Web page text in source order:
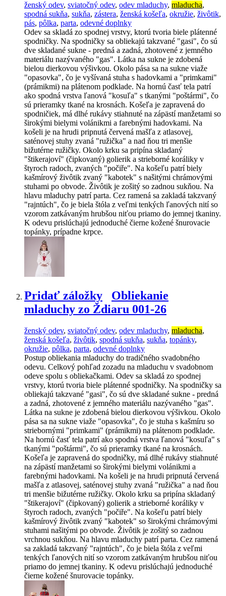
ženský odev, sviatočný odev, odev mladuchy, mladucha,
spodná sukňa, sukňa, zástera, ženská košeľa, okružie, živôtik,
pás, pôlka, parta, odevné doplnky
Odev sa skladá zo spodnej vrstvy, ktorú tvoria biele plátenné
spodničky. Na spodničky sa obliekajú takzvané "gasi", čo sú
dve skladané sukne - predná a zadná, zhotovené z jemného
materiálu nazývaného "gas". Látka na sukne je zdobená
bielou dierkovou výšivkou. Okolo pása sa na sukne viaže
"opasovka", čo je vyšívaná stuha s hadovkami a "primkami"
(prámikmi) na plátenom podklade. Na hornú časť tela patrí
ako spodná vrstva ľanová "kosuľa" s tkanými "poštármi", čo
sú prieramky tkané na krosnách. Košeľa je zapravená do
spodničiek, má dlhé rukávy stiahnuté na zápästí manžetami so
širokými bielymi volánikmi a farebnými hadovkami. Na
košeli je na hrudi pripnutá červená mašľa z atlasovej,
saténovej stuhy zvaná "ružička" a nad ňou tri menšie
bižutérne ružičky. Okolo krku sa pripína skladaný
"štikerajoví" (čipkovaný) golierik a strieborné koráliky v
štyroch radoch, zvaných "počiře". Na košeľu patrí biely
kašmírový živôtik zvaný "kabotek" s našitými chrámovými
stuhami po obvode. Živôtik je zošitý so zadnou sukňou. Na
hlavu mladuchy patrí parta. Cez ramená sa zakladá takzvaný
"rajntúch", čo je biela štóla z veľmi tenkých ľanových nití so
vzorom zatkávaným hrubšou niťou priamo do jemnej tkaniny.
K odevu prislúchajú jednoduché čierne kožené šnurovacie
topánky, prípadne krpce.
Pridať záložky
Obliekanie
mladuchy zo Ždiaru 001-26
ženský odev, sviatočný odev, odev mladuchy, mladucha,
ženská košeľa, živôtik, spodná sukňa, sukňa, topánky,
okružie, pôlka, parta, odevné doplnky
Postup obliekania mladuchy do tradičného svadobného
odevu. Celkový pohľad zozadu na mladuchu v svadobnom
odeve spolu s obliekačkami. Odev sa skladá zo spodnej
vrstvy, ktorú tvoria biele plátenné spodničky. Na spodničky sa
obliekajú takzvané "gasi", čo sú dve skladané sukne - predná
a zadná, zhotovené z jemného materiálu nazývaného "gas".
Látka na sukne je zdobená bielou dierkovou výšivkou. Okolo
pása sa na sukne viaže "opasovka", čo je stuha s kašmíru so
striebornými "primkami" (prámikmi) na plátenom podklade.
Na hornú časť tela patrí ako spodná vrstva ľanová "kosuľa" s
tkanými "poštármi", čo sú prieramky tkané na krosnách.
Košeľa je zapravená do spodničky, má dlhé rukávy stiahnuté
na zápästí manžetami so širokými bielymi volánikmi a
farebnými hadovkami. Na košeli je na hrudi pripnutá červená
mašľa z atlasovej, saténovej stuhy zvaná "ružička" a nad ňou
tri menšie bižutérne ružičky. Okolo krku sa pripína skladaný
"štikerajoví" (čipkovaný) golierik a strieborné koráliky v
štyroch radoch, zvaných "počiře". Na košeľu patrí biely
kašmírový živôtik zvaný "kabotek" so širokými chrámovými
stuhami našitými po obvode. Živôtik je zošitý so zadnou
vrchnou sukňou. Na hlavu mladuchy patrí parta. Cez ramená
sa zakladá takzvaný "rajntúch", čo je biela štóla z veľmi
tenkých ľanových nití so vzorom zatkávaným hrubšou niťou
priamo do jemnej tkaniny. K odevu prislúchajú jednoduché
čierne kožené šnurovacie topánky.